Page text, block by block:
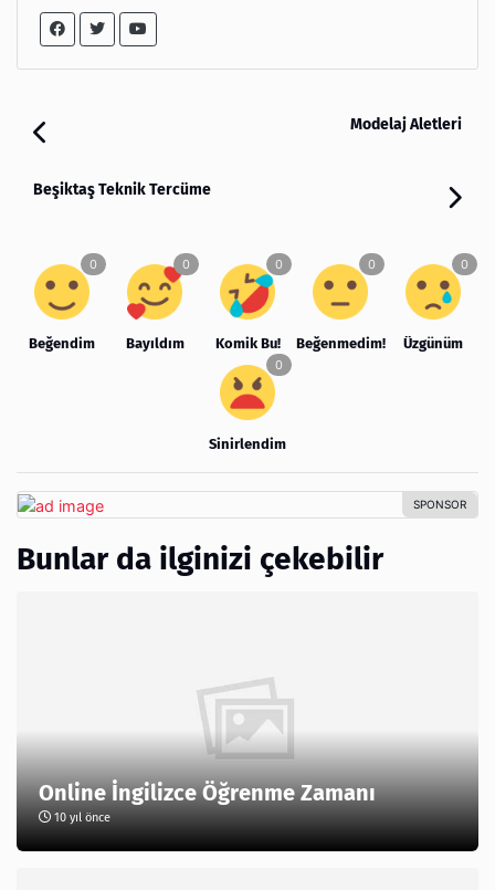
Modelaj Aletleri
Beşiktaş Teknik Tercüme
Beğendim Bayıldım Komik Bu! Beğenmedim! Üzgünüm
Sinirlendim
Bunlar da ilginizi çekebilir
Online İngilizce Öğrenme Zamanı
10 yıl önce